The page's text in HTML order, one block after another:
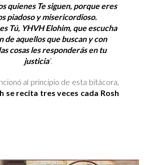
quienes Te siguen, porque eres
piadoso y misericordioso.
Tú, YHVH Elohim, que escucha
de aquellos que buscan y con
cosas les responderás en tu
justicia”.
al principio de esta bitácora,
se recita tres veces cada Rosh